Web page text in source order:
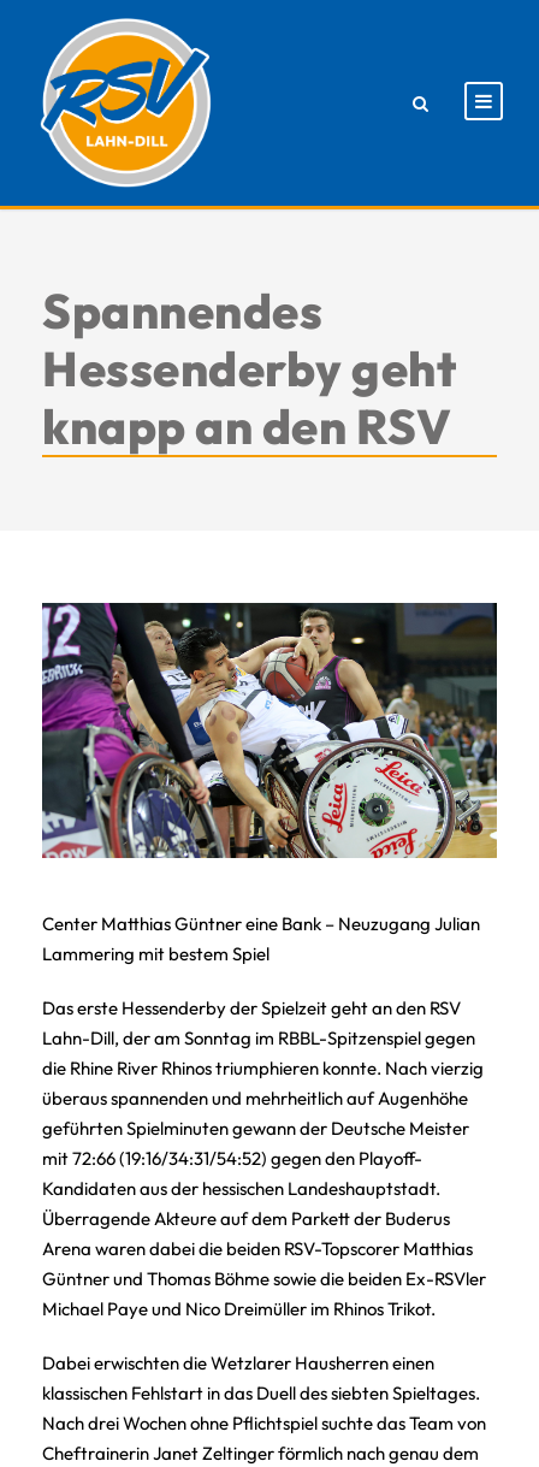
Spannendes
Hessenderby geht
knapp an den RSV
Center Matthias Güntner eine Bank – Neuzugang Julian
Lammering mit bestem Spiel
Das erste Hessenderby der Spielzeit geht an den RSV
Lahn-Dill, der am Sonntag im RBBL-Spitzenspiel gegen
die Rhine River Rhinos triumphieren konnte. Nach vierzig
überaus spannenden und mehrheitlich auf Augenhöhe
geführten Spielminuten gewann der Deutsche Meister
mit 72:66 (19:16/34:31/54:52) gegen den Playoff-
Kandidaten aus der hessischen Landeshauptstadt.
Überragende Akteure auf dem Parkett der Buderus
Arena waren dabei die beiden RSV-Topscorer Matthias
Güntner und Thomas Böhme sowie die beiden Ex-RSVler
Michael Paye und Nico Dreimüller im Rhinos Trikot.
Dabei erwischten die Wetzlarer Hausherren einen
klassischen Fehlstart in das Duell des siebten Spieltages.
Nach drei Wochen ohne Pflichtspiel suchte das Team von
Cheftrainerin Janet Zeltinger förmlich nach genau dem